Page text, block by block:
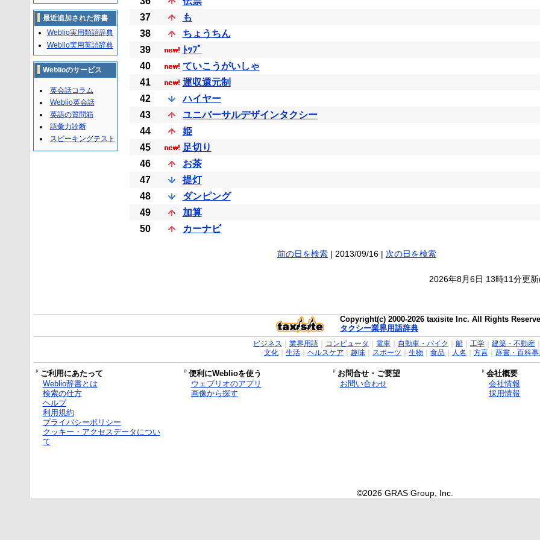
37
も
38
ちょうちん
39
ﾄｯﾌﾟ
40
ていこうがいしゃ
41
運収還元制
42
ハイヤー
43
ユニバーサルデザインタクシー
44
姫
45
足切り
46
お茶
47
提灯
48
ダンピング
49
加算
50
カーナビ
前の日を検索| 2013/09/16 | 次の日を検索
2026年8月6日 13時11分更
最近追加された辞書
Weblio実用類語辞典
Weblio実用英語辞典
Weblioのサービス
英会話コラム
Weblio英会話
英語の質問箱
語彙力診断
スピーキングテスト
Copyright(c) 2000-2026 taxisite Inc. All Rights
タクシー業界用語辞典
ビジネス 業界用語｜ コンピュータ 電車｜ 自動車・バイク 船｜ 工学｜ 建築・不動産｜
文化｜ 生活｜ ヘルスケア 趣味｜ スポーツ 生物 食品｜ 人名 方言｜ 辞書・百科事
ご利用にあたって 便利にWeblioを使う お問合せ・ご要望 会社概要
Weblio辞書とは
検索の仕方
ヘルプ
利用規約
プライバシーポリシー
クッキー・アクセスデータについ
て
ウェブリオのアプリ
画像から探す
お問い合わせ
会社情報
採用情報
©2026 GRAS Group, Inc.